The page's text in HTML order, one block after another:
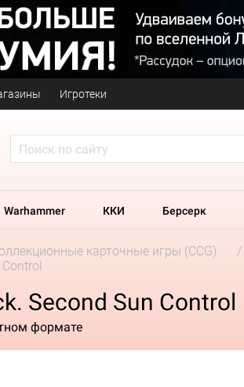
Игротеки
Warhammer ККИ Берсерк
карточные игры (CCG)
Second Sun Control
формате